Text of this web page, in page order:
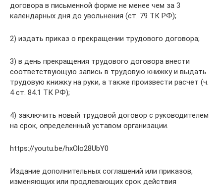
договора в письменной форме не менее чем за 3
календарных дня до увольнения (ст. 79 ТК РФ);
2) издать приказ о прекращении трудового договора;
3) в день прекращения трудового договора внести
соответствующую запись в трудовую книжку и выдать
трудовую книжку на руки, а также произвести расчет (ч.
4 ст. 84.1 ТК РФ);
4) заключить новый трудовой договор с руководителем
на срок, определенный уставом организации.
https://youtu.be/hxOlo28UbY0
Издание дополнительных соглашений или приказов,
изменяющих или продлевающих срок действия